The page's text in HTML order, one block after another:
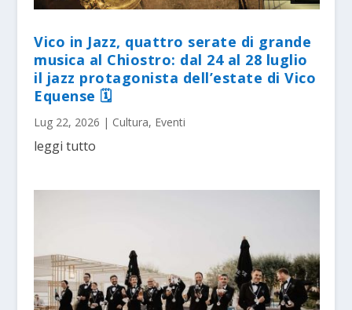
Vico in Jazz, quattro serate di grande
musica al Chiostro: dal 24 al 28 luglio
il jazz protagonista dell’estate di Vico
Equense 🗓
Lug 22, 2026 | Cultura, Eventi
leggi tutto